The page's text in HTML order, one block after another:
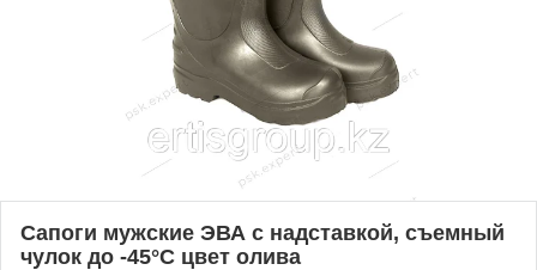
Сапоги мужские ЭВА с надставкой, съемный
чулок до -45°С цвет олива